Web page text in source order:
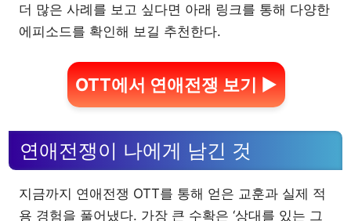
더 많은 사례를 보고 싶다면 아래 링크를 통해 다양한
에피소드를 확인해 보길 추천한다.
OTT에서 연애전쟁 보기 ▶
연애전쟁이 나에게 남긴 것
지금까지 연애전쟁 OTT를 통해 얻은 교훈과 실제 적
용 경험을 풀어냈다. 가장 큰 수확은 ‘상대를 있는 그